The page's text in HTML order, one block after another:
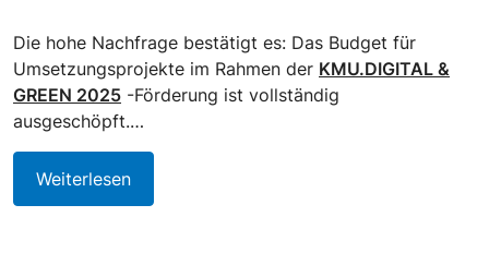
Die hohe Nachfrage bestätigt es: Das Budget für
Umsetzungsprojekte im Rahmen der KMU.DIGITAL &
GREEN 2025 -Förderung ist vollständig
ausgeschöpft.…
Weiterlesen